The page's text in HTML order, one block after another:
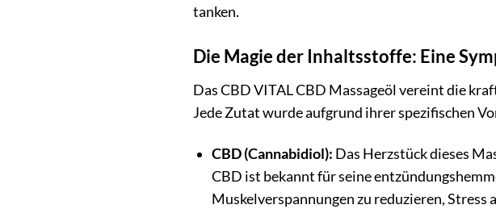
tanken.
Die Magie der Inhaltsstoffe: Eine
Das CBD VITAL CBD Massageöl vereint die
Jede Zutat wurde aufgrund ihrer spezifischen
CBD (Cannabidiol): Das Herzstück dieses
CBD ist bekannt für seine
Muskelverspannungen zu reduzieren, Stress